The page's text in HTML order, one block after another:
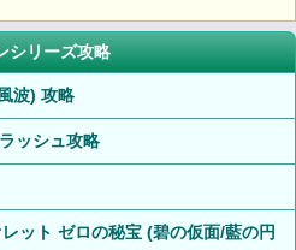
シリーズ攻略
波) 攻略
ッシュ攻略
ット ゼロの秘宝 (碧の仮面/藍の円